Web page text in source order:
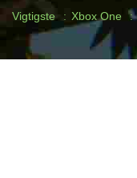
Vigtigste Xbox One